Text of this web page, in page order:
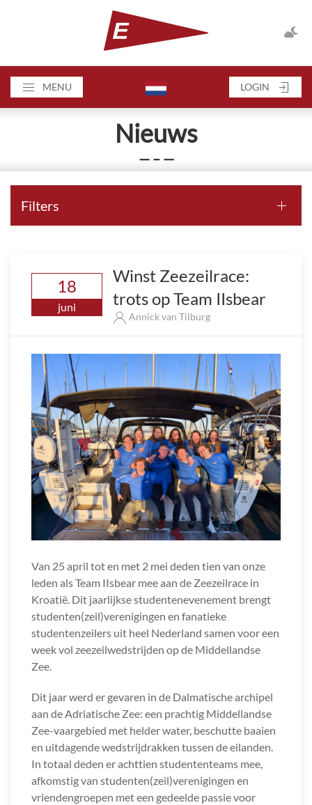
MENU LOGIN
Nieuws
— – —
Filters
18
juni
Winst Zeezeilrace:
trots op Team IIsbear
Annick van Tilburg
Van 25 april tot en met 2 mei deden tien van onze
leden als Team IIsbear mee aan de Zeezeilrace in
Kroatië. Dit jaarlijkse studentenevenement brengt
studenten(zeil)verenigingen en fanatieke
studentenzeilers uit heel Nederland samen voor een
week vol zeezeilwedstrijden op de Middellandse
Zee.
Dit jaar werd er gevaren in de Dalmatische archipel
aan de Adriatische Zee: een prachtig Middellandse
Zee-vaargebied met helder water, beschutte baaien
en uitdagende wedstrijdrakken tussen de eilanden.
In totaal deden er achttien studententeams mee,
afkomstig van studenten(zeil)verenigingen en
vriendengroepen met een gedeelde passie voor